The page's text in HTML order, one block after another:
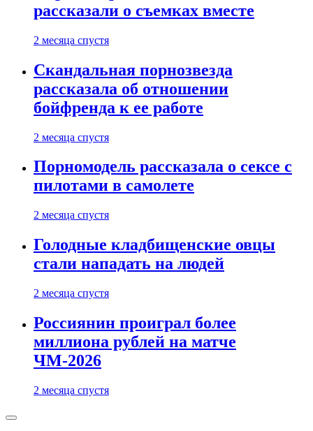
рассказали о съемках вместе
2 месяца спустя
Скандальная порнозвезда
рассказала об отношении
бойфренда к ее работе
2 месяца спустя
Порномодель рассказала о сексе с
пилотами в самолете
2 месяца спустя
Голодные кладбищенские овцы
стали нападать на людей
2 месяца спустя
Россиянин проиграл более
миллиона рублей на матче
ЧМ-2026
2 месяца спустя